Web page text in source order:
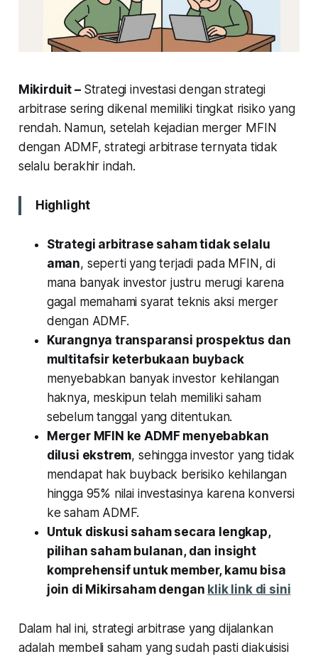
Mikirduit – Strategi investasi dengan strategi
arbitrase sering dikenal memiliki tingkat risiko yang
rendah. Namun, setelah kejadian merger MFIN
dengan ADMF, strategi arbitrase ternyata tidak
selalu berakhir indah.
Highlight
Strategi arbitrase saham tidak selalu
aman, seperti yang terjadi pada MFIN, di
mana banyak investor justru merugi karena
gagal memahami syarat teknis aksi merger
dengan ADMF.
Kurangnya transparansi prospektus dan
multitafsir keterbukaan buyback
menyebabkan banyak investor kehilangan
haknya, meskipun telah memiliki saham
sebelum tanggal yang ditentukan.
Merger MFIN ke ADMF menyebabkan
dilusi ekstrem, sehingga investor yang tidak
mendapat hak buyback berisiko kehilangan
hingga 95% nilai investasinya karena konversi
ke saham ADMF.
Untuk diskusi saham secara lengkap,
pilihan saham bulanan, dan insight
komprehensif untuk member, kamu bisa
join di Mikirsaham dengan klik link di sini
Dalam hal ini, strategi arbitrase yang dijalankan
adalah membeli saham yang sudah pasti diakuisisi